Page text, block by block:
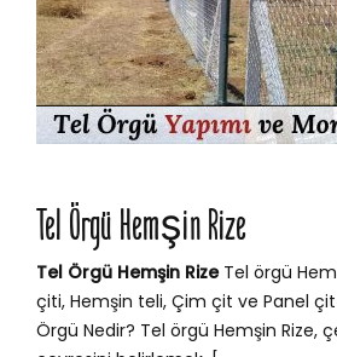
Tel Örgü Hemşin Rize
Tel Örgü Hemşin RizeTel örgü
çiti, Hemşin teli, Çim çit ve Panel çit
Örgü Nedir? Tel örgü Hemşin Rize,